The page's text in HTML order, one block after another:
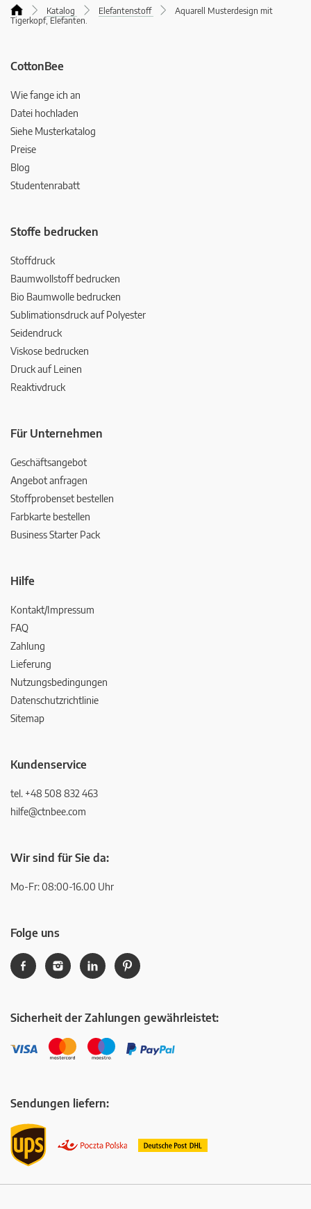
Katalog Elefantenstoff
Aquarell Musterdesign mit
Tigerkopf, Elefanten.
CottonBee
Wie fange ich an
Datei hochladen
Siehe Musterkatalog
Preise
Blog
Studentenrabatt
Stoffe bedrucken
Stoffdruck
Baumwollstoff bedrucken
Bio Baumwolle bedrucken
Sublimationsdruck auf Polyester
Seidendruck
Viskose bedrucken
Druck auf Leinen
Reaktivdruck
Für Unternehmen
Geschäftsangebot
Angebot anfragen
Stoffprobenset bestellen
Farbkarte bestellen
Business Starter Pack
Hilfe
Kontakt/Impressum
FAQ
Zahlung
Lieferung
Nutzungsbedingungen
Datenschutzrichtlinie
Sitemap
Kundenservice
tel. +48 508 832 463
hilfe@ctnbee.com
Wir sind für Sie da:
Mo-Fr: 08:00-16.00 Uhr
Folge uns
Sicherheit der Zahlungen gewährleistet:
Sendungen liefern: